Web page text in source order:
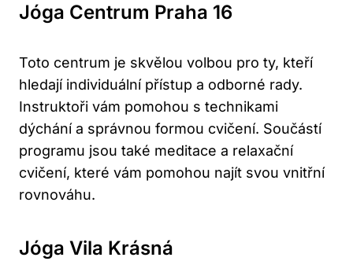
Jóga Centrum Praha 16
Toto centrum je skvělou volbou pro ty, kteří
hledají individuální přístup a odborné rady.
Instruktoři vám pomohou s technikami
dýchání a správnou formou cvičení. Součástí
programu jsou také meditace a relaxační
cvičení, které vám pomohou najít svou vnitřní
rovnováhu.
Jóga Vila Krásná